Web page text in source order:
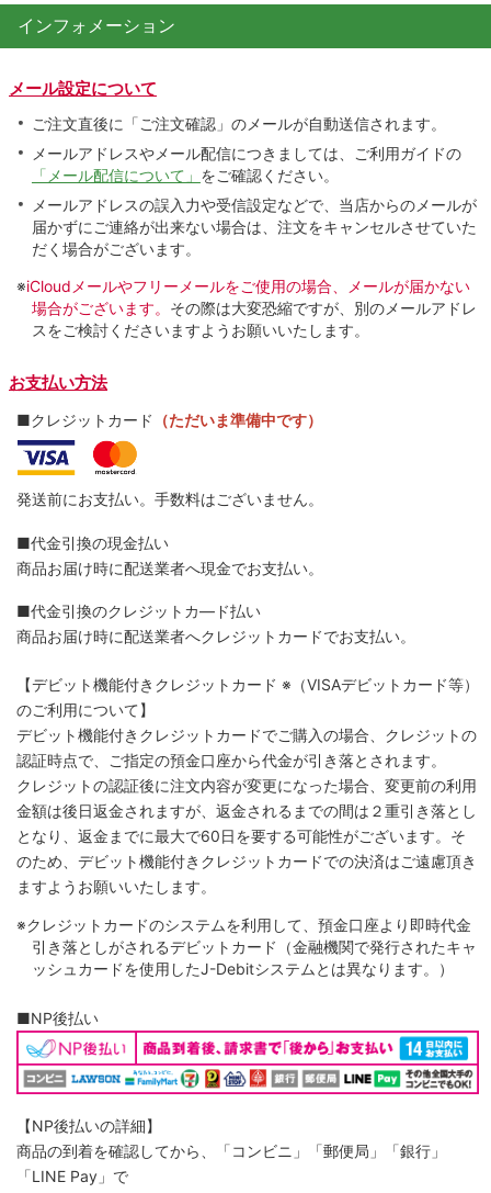
インフォメーション
メール設定について
ご注文直後に「ご注文確認」のメールが自動送信されます。
メールアドレスやメール配信につきましては、ご利用ガイドの
「メール配信について」 をご確認ください。
メールアドレスの誤入力や受信設定などで、当店からのメールが
届かずにご連絡が出来ない場合は、注文をキャンセルさせていた
だく場合がございます。
※iCloudメールやフリーメールをご使用の場合、メールが届かない
場合がございます。 その際は大変恐縮ですが、別のメールアドレ
スをご検討くださいますようお願いいたします。
お支払い方法
■クレジットカード （ただいま準備中です）
発送前にお支払い。手数料はございません。
■代金引換の現金払い
商品お届け時に配送業者へ現金でお支払い。
■代金引換のクレジットカ―ド払い
商品お届け時に配送業者へクレジットカードでお支払い。
【デビット機能付きクレジットカード ※（VISAデビットカード等）
のご利用について】
デビット機能付きクレジットカードでご購入の場合、クレジットの
認証時点で、ご指定の預金口座から代金が引き落とされます。
クレジットの認証後に注文内容が変更になった場合、変更前の利用
金額は後日返金されますが、返金されるまでの間は２重引き落とし
となり、返金までに最大で60日を要する可能性がございます。そ
のため、デビット機能付きクレジットカードでの決済はご遠慮頂き
ますようお願いいたします。
※クレジットカードのシステムを利用して、預金口座より即時代金
引き落としがされるデビットカード（金融機関で発行されたキャ
ッシュカードを使用したJ-Debitシステムとは異なります。）
■NP後払い
【NP後払いの詳細】
商品の到着を確認してから、「コンビニ」「郵便局」「銀行」
「LINE Pay」で